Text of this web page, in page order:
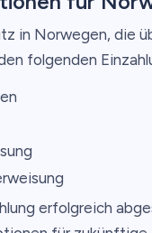
in Norwegen, die
folgenden
erfolgreich